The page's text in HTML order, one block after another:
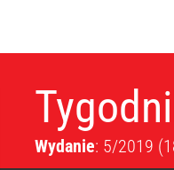
Wydanie: 5/2019